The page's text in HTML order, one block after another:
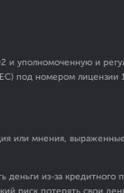
и уполномоченную и
под номером лицензии
или мнения,
из-за кредитного